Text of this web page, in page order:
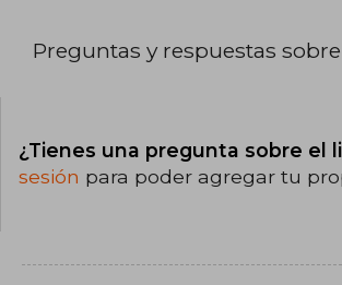
Preguntas y respuestas
¿Tienes una pregunta sobre el
sesión para poder agregar tu